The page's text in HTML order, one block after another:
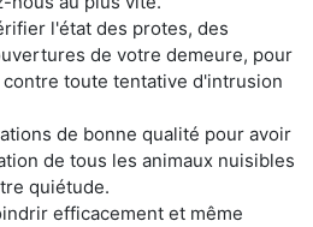
l'état des protes, des
de votre demeure, pour
toute tentative d'intrusion
de bonne qualité pour avoir
de tous les animaux nuisibles
quiétude.
efficacement et même